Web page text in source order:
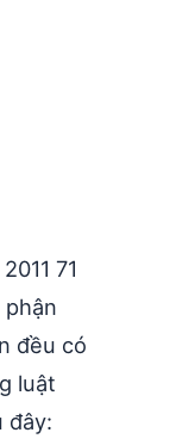
71
đều có
luật
đây: